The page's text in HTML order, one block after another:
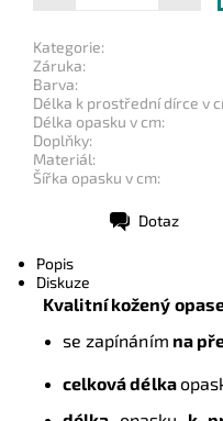
Kategorie:
Záruka:
Barva:
Délka k prostřední dírce v
Délka opasku v cm:
Doplňky:
Materiál:
Šířka opasku v cm:
Dotaz
Popis
Diskuze
Kvalitní kožený
se zapínáním na
celková délka